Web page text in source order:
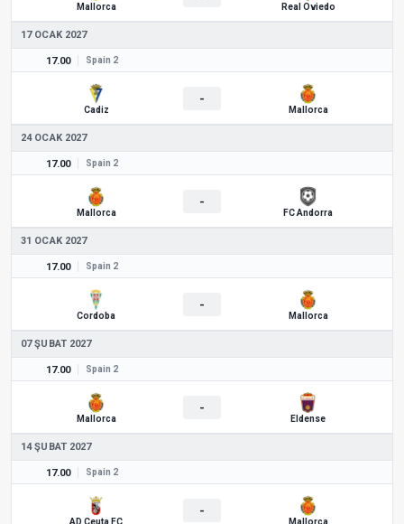
Mallorca Real Oviedo
17 OCAK 2027
17.00 Spain 2
Cadiz
-
Mallorca
24 OCAK 2027
17.00 Spain 2
Mallorca
-
FC Andorra
31 OCAK 2027
17.00 Spain 2
Cordoba
-
Mallorca
07 ŞUBAT 2027
17.00 Spain 2
Mallorca
-
Eldense
14 ŞUBAT 2027
17.00 Spain 2
AD Ceuta FC
-
Mallorca